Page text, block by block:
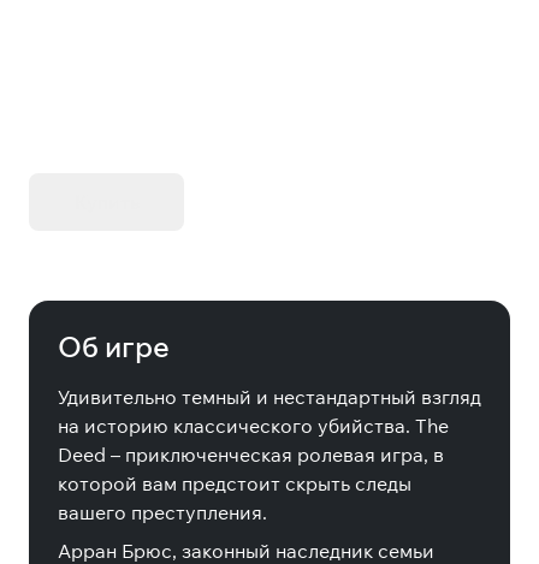
Об игре
Удивительно темный и нестандартный взгляд
на историю классического убийства. The
Deed – приключенческая ролевая игра, в
которой вам предстоит скрыть следы
вашего преступления.
Арран Брюс, законный наследник семьи